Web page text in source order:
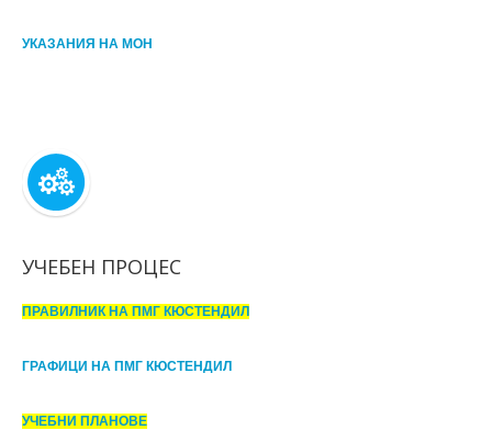
УКАЗАНИЯ НА МОН
УЧЕБЕН ПРОЦЕС
ПРАВИЛНИК НА ПМГ КЮСТЕНДИЛ
ГРАФИЦИ НА ПМГ КЮСТЕНДИЛ
УЧЕБНИ ПЛАНОВЕ